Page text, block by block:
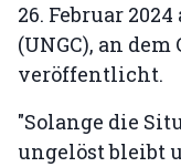
26. Februar
(UNGC), an
veröffentlicht.
"Solange die
ungelöst bleibt